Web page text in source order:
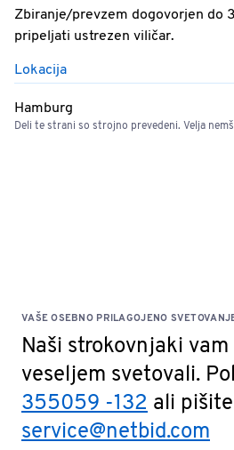
Zbiranje/prevzem dogovorjen do
pripeljati ustrezen viličar.
Lokacija
Hamburg
Deli te strani so strojno prevedeni. Velja
VAŠE OSEBNO PRILAGOJENO
Naši strokovnjaki vam
veseljem svetovali.
355059 -132 ali
service@netbid.com